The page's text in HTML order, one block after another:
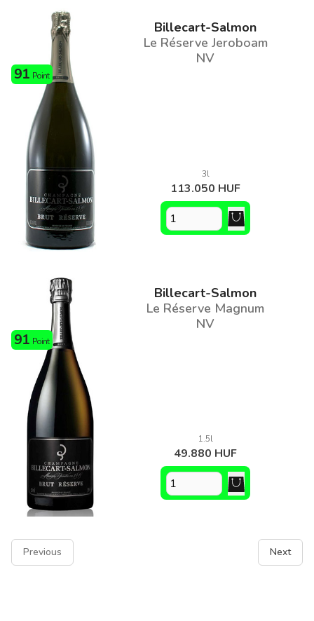
91 Point
Billecart-Salmon
Le Réserve Jeroboam
NV
3l
113.050 HUF
91 Point
Billecart-Salmon
Le Réserve Magnum
NV
1.5l
49.880 HUF
Previous Next